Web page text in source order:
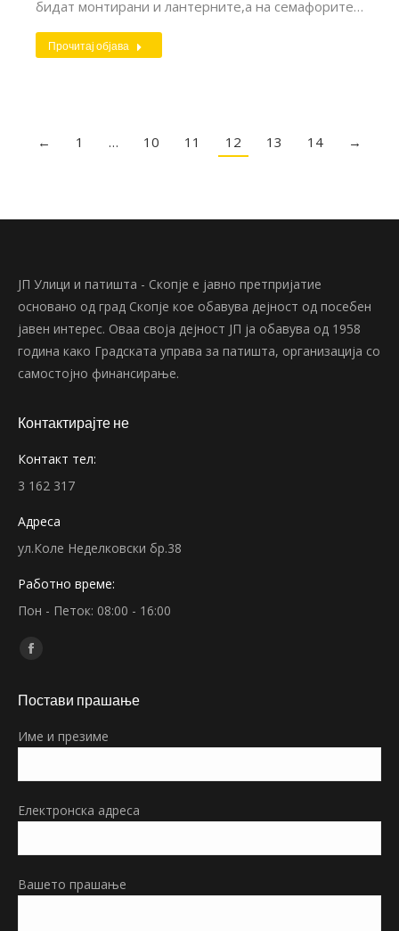
бидат монтирани и лантерните,а на семафорите…
Прочитај објава
← 1 … 10 11 12 13 14 →
ЈП Улици и патишта - Скопје е јавно претпријатие
основано од град Скопје кое обавува дејност од посебен
јавен интерес. Оваа своја дејност ЈП ја обавува од 1958
година како Градската управа за патишта, организација со
самостојно финансирање.
Контактирајте не
Контакт тел:
3 162 317
Адреса
ул.Коле Неделковски бр.38
Работно време:
Пон - Петок: 08:00 - 16:00
Find us on:
Facebook
opens
new
Постави прашање
Име и презиме
Електронска адреса
Вашето прашање